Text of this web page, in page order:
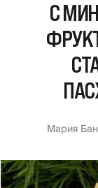
С
Мария